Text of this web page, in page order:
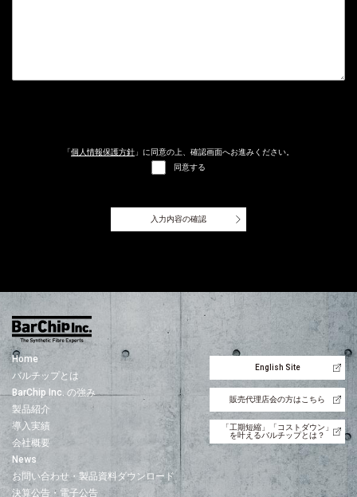
「個人情報保護方針 」に同意の上、確認画面へお進みください。
同意する
入力内容の確認
Home
バルチップとは
BarChip Inc. の強み
製品紹介
導入実績
会社概要
News
お問い合わせ・製品資料ダウンロード
決算公告・電子公告
English Site
販売代理店会の方はこちら
「工期短縮」「コストダウン」
を叶えるバルチップとは？